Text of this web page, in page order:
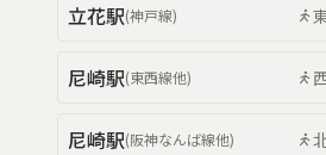
立花駅(神戸線)
尼崎駅(東西線他)
尼崎駅(阪神なんば線他)